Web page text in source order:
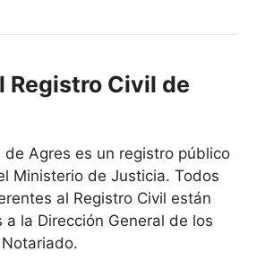
Registro Civil de
de Agres es un registro público
Ministerio de Justicia. Todos
al Registro Civil están
a la Dirección General de los